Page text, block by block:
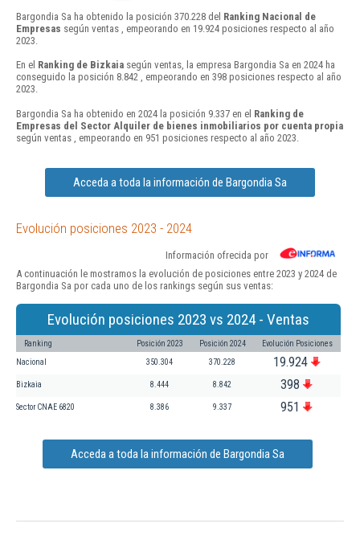
Bargondia Sa ha obtenido la posición 370.228 del Ranking Nacional de
Empresas según ventas , empeorando en 19.924 posiciones respecto al año
2023.
En el Ranking de Bizkaia según ventas, la empresa Bargondia Sa en 2024 ha
conseguido la posición 8.842 , empeorando en 398 posiciones respecto al año
2023.
Bargondia Sa ha obtenido en 2024 la posición 9.337 en el Ranking de
Empresas del Sector Alquiler de bienes inmobiliarios por cuenta propia
según ventas , empeorando en 951 posiciones respecto al año 2023.
Acceda a toda la información de Bargondia Sa
Evolución posiciones 2023 - 2024
Información ofrecida por
A continuación le mostramos la evolución de posiciones entre 2023 y 2024 de
Bargondia Sa por cada uno de los rankings según sus ventas:
Evolución posiciones 2023 vs 2024 - Ventas
Ranking Posición 2023 Posición 2024 Evolución Posiciones
Nacional 350.304 370.228 19.924
Bizkaia 8.444 8.842 398
Sector CNAE 6820 8.386 9.337 951
Acceda a toda la información de Bargondia Sa